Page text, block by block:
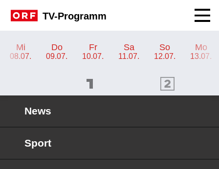
TV-Programm
Mi
08.07.
Do
09.07.
Fr
10.07.
Sa
11.07.
So
12.07.
Mo
13.07.
ORF 2 Programm
News
Sport